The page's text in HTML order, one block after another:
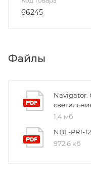
66245
Файлы
Navigator.
1,4 мб
NBL-PR1-
972,6 кб